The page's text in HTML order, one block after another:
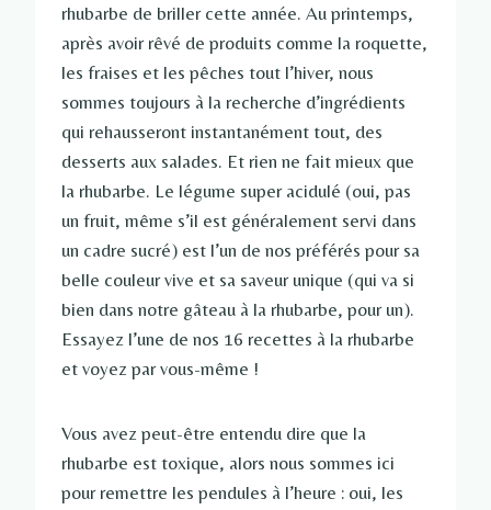
rhubarbe de briller cette année. Au printemps,
après avoir rêvé de produits comme la roquette,
les fraises et les pêches tout l’hiver, nous
sommes toujours à la recherche d’ingrédients
qui rehausseront instantanément tout, des
desserts aux salades. Et rien ne fait mieux que
la rhubarbe. Le légume super acidulé (oui, pas
un fruit, même s’il est généralement servi dans
un cadre sucré) est l’un de nos préférés pour sa
belle couleur vive et sa saveur unique (qui va si
bien dans notre gâteau à la rhubarbe, pour un).
Essayez l’une de nos 16 recettes à la rhubarbe
et voyez par vous-même !
Vous avez peut-être entendu dire que la
rhubarbe est toxique, alors nous sommes ici
pour remettre les pendules à l’heure : oui, les